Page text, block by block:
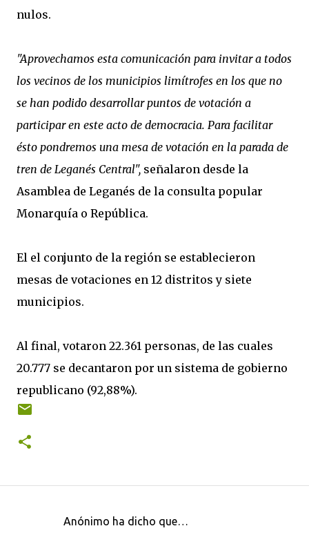
nulos.
"Aprovechamos esta comunicación para invitar a todos
los vecinos de los municipios limítrofes en los que no
se han podido desarrollar puntos de votación a
participar en este acto de democracia. Para facilitar
ésto pondremos una mesa de votación en la parada de
tren de Leganés Central", señalaron desde la
Asamblea de Leganés de la consulta popular
Monarquía o República.
El el conjunto de la región se establecieron
mesas de votaciones en 12 distritos y siete
municipios.
Al final, votaron 22.361 personas, de las cuales
20.777 se decantaron por un sistema de gobierno
republicano (92,88%).
Anónimo ha dicho que…